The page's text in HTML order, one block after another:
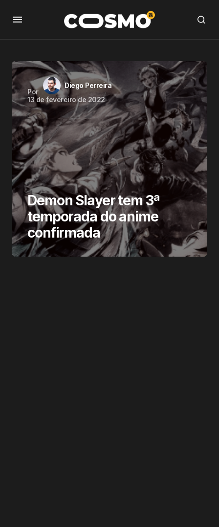
Por
Diego Perreira
13 de fevereiro de 2022
Demon Slayer tem 3ª
temporada do anime
confirmada